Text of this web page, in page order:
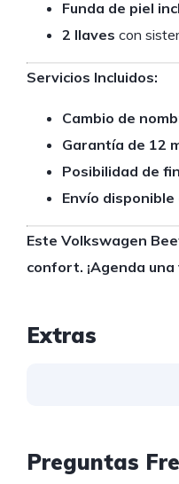
Funda de piel
2 llaves con
Servicios Incluidos:
Cambio de
Garantía de 12
Posibilidad de
Envío
Este Volkswagen
confort. ¡Agenda
Extras
Preguntas